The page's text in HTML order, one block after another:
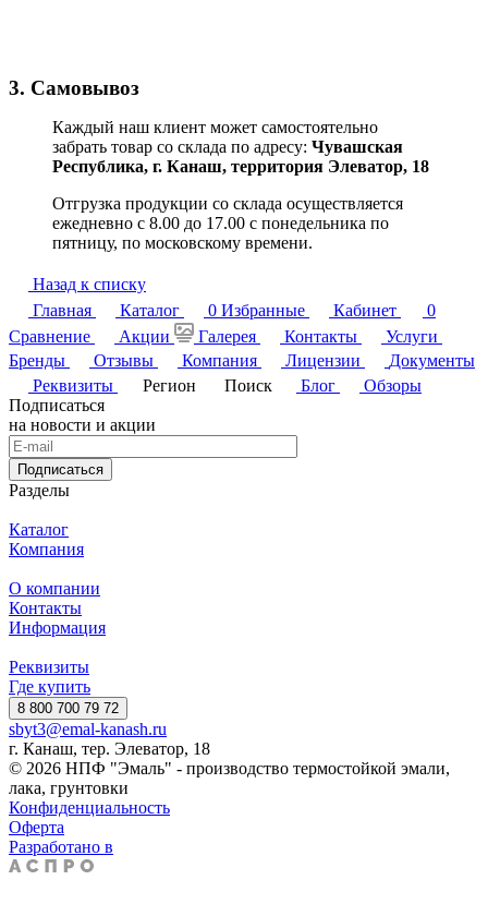
3. Самовывоз
Каждый наш клиент может самостоятельно
забрать товар со склада по адресу: Чувашская
Республика, г. Канаш, территория Элеватор, 18
Отгрузка продукции со склада осуществляется
ежедневно с 8.00 до 17.00 с понедельника по
пятницу, по московскому времени.
Назад к списку
Главная
Каталог 0 Избранные Кабинет
0
Сравнение
Акции Галерея Контакты
Услуги
Бренды
Отзывы Компания Лицензии
Документы
Реквизиты
Регион Поиск Блог
Обзоры
Подписаться
на новости и акции
Подписаться
Разделы
Каталог
Компания
О компании
Контакты
Информация
Реквизиты
Где купить
8 800 700 79 72
sbyt3@emal-kanash.ru
г. Канаш, тер. Элеватор, 18
© 2026 НПФ "Эмаль" - производство термостойкой эмали,
лака, грунтовки
Конфиденциальность
Оферта
Разработано в